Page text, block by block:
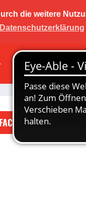
die weitere
Datenschutzerklärung
KINDESWOHL
FACEBOOK